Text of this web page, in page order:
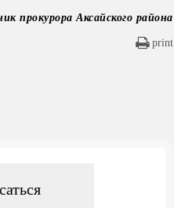
прокурора Аксайского района
print